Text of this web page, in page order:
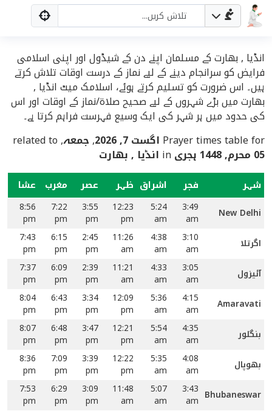
انڈیا , بھارت کے مسلمان اپنے دن کے شیڈول اور اپنی اسلامی
فرایض کو سرانجام دینے کے لیے نماز کے درست اوقات تلاش کرتے
ہیں۔ اس ضرورت کو تسلیم کرتے ہوئے، اسلامک میٹ انڈیا ,
بھارت میں بڑے شہروں کے لیے صحیح صلاۃ/نماز کے اوقات اور اس
کی حدود میں ہر شہر کی ایک وسیع فہرست فراہم کرتا ہے۔
Prayer times table for اگست 7, 2026 ,جمعہ, related to
05 محرم, 1448 ہجری in انڈیا , بھارت
شہر فجر اشراق ظہر عصر مغرب عشا
New Delhi
3:49
am
5:24
am
12:23
pm
3:55
pm
7:22
pm
8:56
pm
اگرتلا
3:10
am
4:38
am
11:26
am
2:45
pm
6:15
pm
7:43
pm
آئیزول
3:05
am
4:33
am
11:21
am
2:39
pm
6:09
pm
7:37
pm
Amaravati
4:15
am
5:36
am
12:09
pm
3:34
pm
6:43
pm
8:04
pm
بنگلور
4:35
am
5:54
am
12:21
pm
3:47
pm
6:48
pm
8:07
pm
بھوپال
4:08
am
5:35
am
12:22
pm
3:39
pm
7:09
pm
8:36
pm
Bhubaneswar
3:43
am
5:07
am
11:48
am
3:09
pm
6:29
pm
7:53
pm